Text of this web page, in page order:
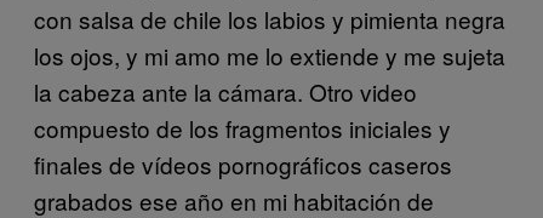
con salsa de chile los labios y pimienta negra
los ojos, y mi amo me lo extiende y me sujeta
la cabeza ante la cámara. Otro video
compuesto de los fragmentos iniciales y
finales de vídeos pornográficos caseros
grabados ese año en mi habitación de